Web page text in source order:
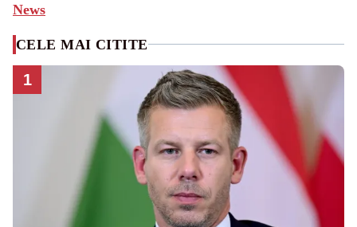
News
CELE MAI CITITE
1